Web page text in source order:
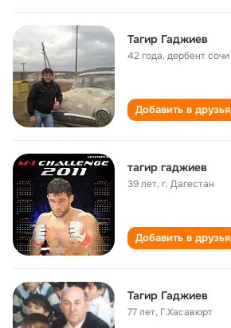
Тагир Гаджиев
42 года,дербент сочи
Добавить в друзья
тагир гаджиев
39 лет,г. Дагестан
Добавить в друзья
Тагир Гаджиев
77 лет, Г.Хасавюрт